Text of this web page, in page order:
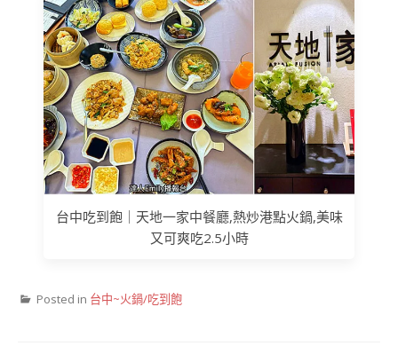
台中吃到飽｜天地一家中餐廳,熱炒港點火鍋,美味
又可爽吃2.5小時
Posted in 台中~火鍋/吃到飽